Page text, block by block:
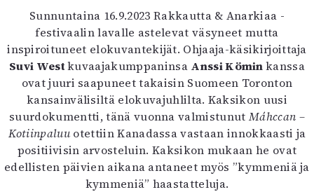
Kirjat
In English
Esitystaide
Arkisto
Lehdet
4/2026
2–3/2026
1/2026
6/2025
Sunnuntaina 16.9.2023 Rakkautta & Anarkiaa -
festivaalin lavalle astelevat väsyneet mutta
inspiroituneet elokuvantekijät. Ohjaaja-käsikirjoittaja
Suvi Westkuvaajakumppaninsa Anssi Köminkanssa
ovat juuri saapuneet takaisin Suomeen Toronton
kansainvälisiltä elokuvajuhlilta. Kaksikon uusi
suurdokumentti, tänä vuonna valmistunut Máhccan –
Kotiinpaluu otettiin Kanadassa vastaan innokkaasti ja
positiivisin arvosteluin. Kaksikon mukaan he ovat
edellisten päivien aikana antaneet myös ”kymmeniä ja
kymmeniä” haastatteluja.